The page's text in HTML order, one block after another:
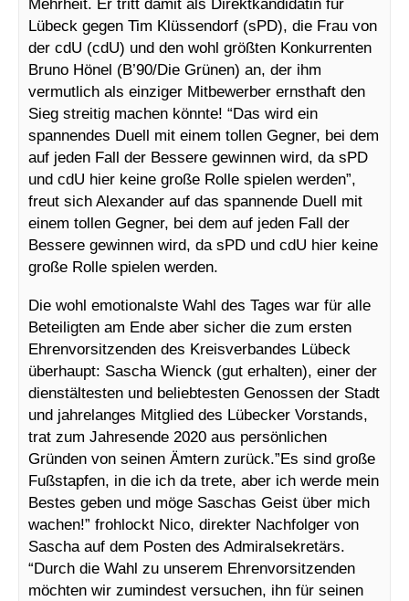
Lübeck gegen Tim Klüssendorf (sPD), die Frau von
der cdU (cdU) und den wohl größten Konkurrenten
Bruno Hönel (B’90/Die Grünen) an, der ihm
vermutlich als einziger Mitbewerber ernsthaft den
Sieg streitig machen könnte! “Das wird ein
spannendes Duell mit einem tollen Gegner, bei dem
auf jeden Fall der Bessere gewinnen wird, da sPD
und cdU hier keine große Rolle spielen werden”,
freut sich Alexander auf das spannende Duell mit
einem tollen Gegner, bei dem auf jeden Fall der
Bessere gewinnen wird, da sPD und cdU hier keine
große Rolle spielen werden.
Die wohl emotionalste Wahl des Tages war für alle
Beteiligten am Ende aber sicher die zum ersten
Ehrenvorsitzenden des Kreisverbandes Lübeck
überhaupt: Sascha Wienck (gut erhalten), einer der
dienstältesten und beliebtesten Genossen der Stadt
und jahrelanges Mitglied des Lübecker Vorstands,
trat zum Jahresende 2020 aus persönlichen
Gründen von seinen Ämtern zurück.”Es sind große
Fußstapfen, in die ich da trete, aber ich werde mein
Bestes geben und möge Saschas Geist über mich
wachen!” frohlockt Nico, direkter Nachfolger von
Sascha auf dem Posten des Admiralsekretärs.
“Durch die Wahl zu unserem Ehrenvorsitzenden
möchten wir zumindest versuchen, ihn für seinen